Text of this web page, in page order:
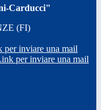
Carducci"
(FI)
per inviare una mail
per inviare una mail